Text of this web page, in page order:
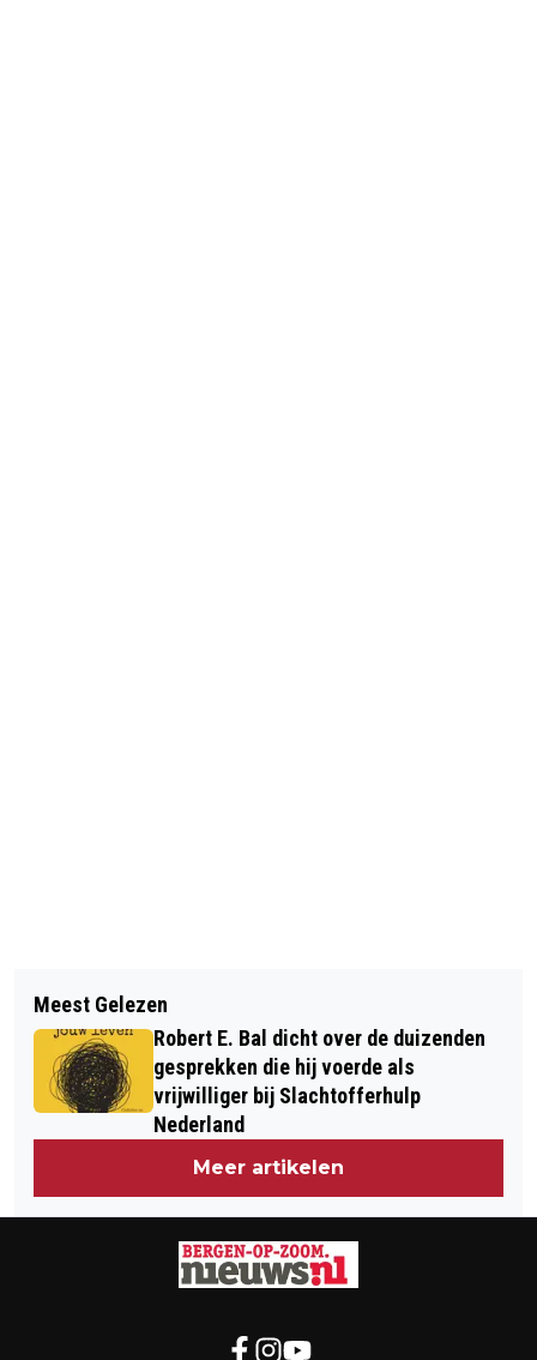
MANNENWEDSTRIJD LACROSSE VOOR
HET EERST IN BERGEN OP ZOOM
TIJD VOOR AVONTUUR: ACTIEDAG
VOOR WNF GROOT SUCCES
Meest Gelezen
Robert E. Bal dicht over de duizenden
gesprekken die hij voerde als
vrijwilliger bij Slachtofferhulp
Nederland
Meer artikelen